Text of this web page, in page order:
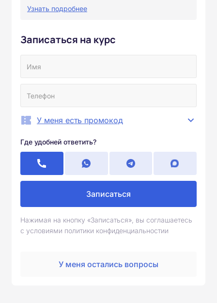
Узнать подробнее
Записаться на курс
У меня есть промокод
Где удобней ответить?
Записаться
Нажимая на кнопку «Записаться», вы соглашаетесь
с условиями политики конфиденциальностии
У меня остались вопросы